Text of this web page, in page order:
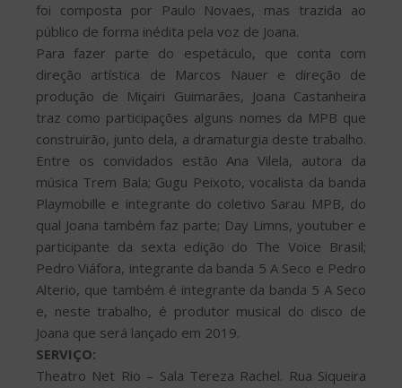
foi composta por Paulo Novaes, mas trazida ao
público de forma inédita pela voz de Joana.
Para fazer parte do espetáculo, que conta com
direção artística de Marcos Nauer e direção de
produção de Miçairi Guimarães, Joana Castanheira
traz como participações alguns nomes da MPB que
construirão, junto dela, a dramaturgia deste trabalho.
Entre os convidados estão Ana Vilela, autora da
música Trem Bala; Gugu Peixoto, vocalista da banda
Playmobille e integrante do coletivo Sarau MPB, do
qual Joana também faz parte; Day Limns, youtuber e
participante da sexta edição do The Voice Brasil;
Pedro Viáfora, integrante da banda 5 A Seco e Pedro
Alterio, que também é integrante da banda 5 A Seco
e, neste trabalho, é produtor musical do disco de
Joana que será lançado em 2019.
SERVIÇO:
Theatro Net Rio – Sala Tereza Rachel. Rua Siqueira